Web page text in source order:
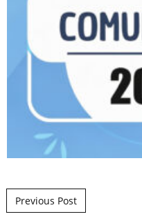
Post navigation
Previous Post